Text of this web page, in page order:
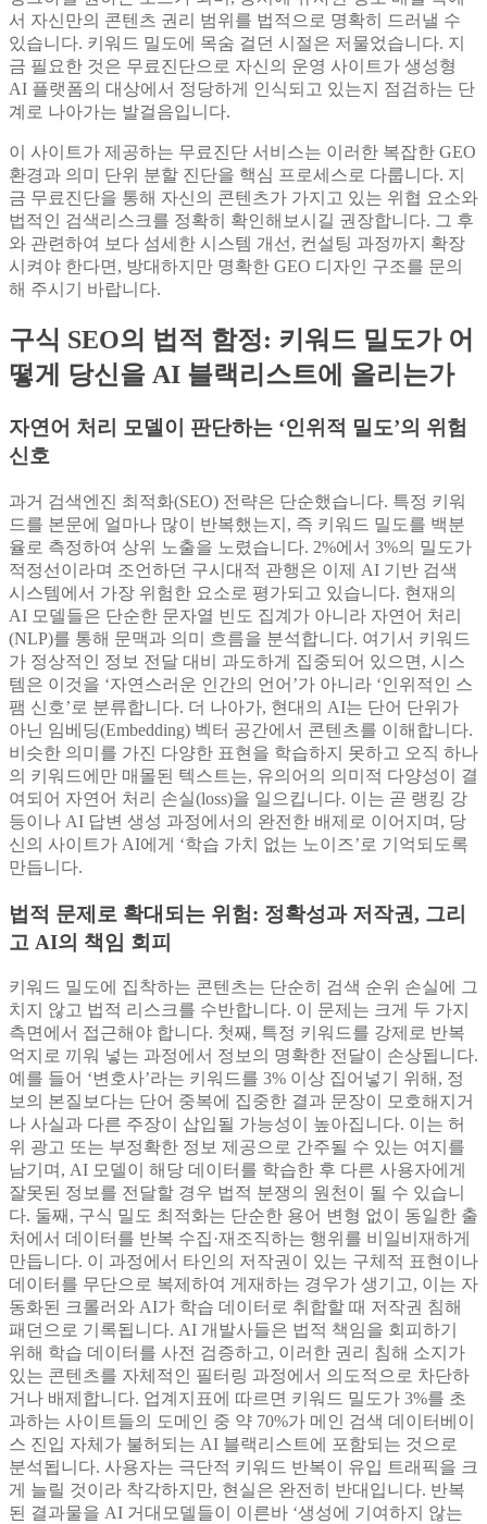
서 자신만의 콘텐츠 권리 범위를 법적으로 명확히 드러낼 수
있습니다. 키워드 밀도에 목숨 걸던 시절은 저물었습니다. 지
금 필요한 것은 무료진단으로 자신의 운영 사이트가 생성형
AI 플랫폼의 대상에서 정당하게 인식되고 있는지 점검하는 단
계로 나아가는 발걸음입니다.
이 사이트가 제공하는 무료진단 서비스는 이러한 복잡한 GEO
환경과 의미 단위 분할 진단을 핵심 프로세스로 다룹니다. 지
금 무료진단을 통해 자신의 콘텐츠가 가지고 있는 위협 요소와
법적인 검색리스크를 정확히 확인해보시길 권장합니다. 그 후
와 관련하여 보다 섬세한 시스템 개선, 컨설팅 과정까지 확장
시켜야 한다면, 방대하지만 명확한 GEO 디자인 구조를 문의
해 주시기 바랍니다.
구식 SEO의 법적 함정: 키워드 밀도가 어
떻게 당신을 AI 블랙리스트에 올리는가
자연어 처리 모델이 판단하는 ‘인위적 밀도’의 위험
신호
과거 검색엔진 최적화(SEO) 전략은 단순했습니다. 특정 키워
드를 본문에 얼마나 많이 반복했는지, 즉 키워드 밀도를 백분
율로 측정하여 상위 노출을 노렸습니다. 2%에서 3%의 밀도가
적정선이라며 조언하던 구시대적 관행은 이제 AI 기반 검색
시스템에서 가장 위험한 요소로 평가되고 있습니다. 현재의
AI 모델들은 단순한 문자열 빈도 집계가 아니라 자연어 처리
(NLP)를 통해 문맥과 의미 흐름을 분석합니다. 여기서 키워드
가 정상적인 정보 전달 대비 과도하게 집중되어 있으면, 시스
템은 이것을 ‘자연스러운 인간의 언어’가 아니라 ‘인위적인 스
팸 신호’로 분류합니다. 더 나아가, 현대의 AI는 단어 단위가
아닌 임베딩(Embedding) 벡터 공간에서 콘텐츠를 이해합니다.
비슷한 의미를 가진 다양한 표현을 학습하지 못하고 오직 하나
의 키워드에만 매몰된 텍스트는, 유의어의 의미적 다양성이 결
여되어 자연어 처리 손실(loss)을 일으킵니다. 이는 곧 랭킹 강
등이나 AI 답변 생성 과정에서의 완전한 배제로 이어지며, 당
신의 사이트가 AI에게 ‘학습 가치 없는 노이즈’로 기억되도록
만듭니다.
법적 문제로 확대되는 위험: 정확성과 저작권, 그리
고 AI의 책임 회피
키워드 밀도에 집착하는 콘텐츠는 단순히 검색 순위 손실에 그
치지 않고 법적 리스크를 수반합니다. 이 문제는 크게 두 가지
측면에서 접근해야 합니다. 첫째, 특정 키워드를 강제로 반복
억지로 끼워 넣는 과정에서 정보의 명확한 전달이 손상됩니다.
예를 들어 ‘변호사’라는 키워드를 3% 이상 집어넣기 위해, 정
보의 본질보다는 단어 중복에 집중한 결과 문장이 모호해지거
나 사실과 다른 주장이 삽입될 가능성이 높아집니다. 이는 허
위 광고 또는 부정확한 정보 제공으로 간주될 수 있는 여지를
남기며, AI 모델이 해당 데이터를 학습한 후 다른 사용자에게
잘못된 정보를 전달할 경우 법적 분쟁의 원천이 될 수 있습니
다. 둘째, 구식 밀도 최적화는 단순한 용어 변형 없이 동일한 출
처에서 데이터를 반복 수집·재조직하는 행위를 비일비재하게
만듭니다. 이 과정에서 타인의 저작권이 있는 구체적 표현이나
데이터를 무단으로 복제하여 게재하는 경우가 생기고, 이는 자
동화된 크롤러와 AI가 학습 데이터로 취합할 때 저작권 침해
패던으로 기록됩니다. AI 개발사들은 법적 책임을 회피하기
위해 학습 데이터를 사전 검증하고, 이러한 권리 침해 소지가
있는 콘텐츠를 자체적인 필터링 과정에서 의도적으로 차단하
거나 배제합니다. 업계지표에 따르면 키워드 밀도가 3%를 초
과하는 사이트들의 도메인 중 약 70%가 메인 검색 데이터베이
스 진입 자체가 불허되는 AI 블랙리스트에 포함되는 것으로
분석됩니다. 사용자는 극단적 키워드 반복이 유입 트래픽을 크
게 늘릴 것이라 착각하지만, 현실은 완전히 반대입니다. 반복
된 결과물을 AI 거대모델들이 이른바 ‘생성에 기여하지 않는